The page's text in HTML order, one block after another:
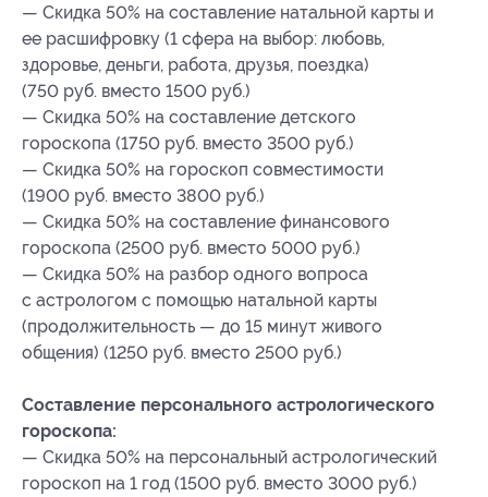
— Скидка 50% на составление натальной карты и
ее расшифровку (1 сфера на выбор: любовь,
здоровье, деньги, работа, друзья, поездка)
(750 руб. вместо 1500 руб.)
— Скидка 50% на составление детского
гороскопа (1750 руб. вместо 3500 руб.)
— Скидка 50% на гороскоп совместимости
(1900 руб. вместо 3800 руб.)
— Скидка 50% на составление финансового
гороскопа (2500 руб. вместо 5000 руб.)
— Скидка 50% на разбор одного вопроса
с астрологом с помощью натальной карты
(продолжительность — до 15 минут живого
общения) (1250 руб. вместо 2500 руб.)
Составление персонального астрологического
гороскопа:
— Скидка 50% на персональный астрологический
гороскоп на 1 год (1500 руб. вместо 3000 руб.)